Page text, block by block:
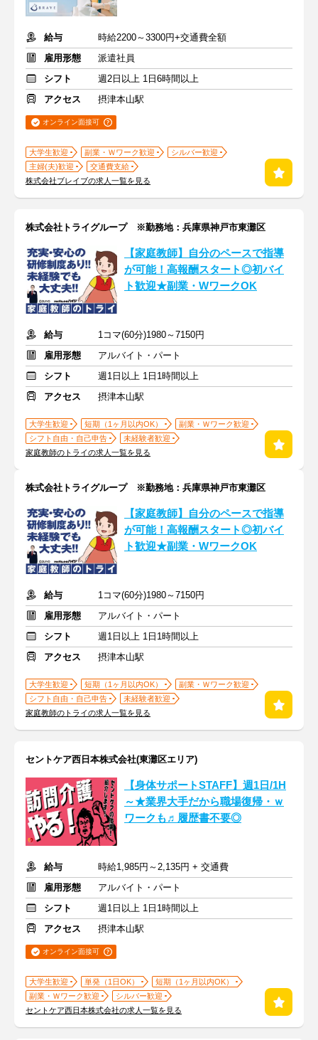
給与
時給2200～3300円+交通費全額
雇用形態
派遣社員
シフト
週2日以上 1日6時間以上
アクセス
摂津本山駅
オンライン面接可
大学生歓迎 副業・Ｗワーク歓迎
シルバー歓迎
主婦(夫)歓迎
交通費支給
株式会社ブレイブの求人一覧を見る
株式会社トライグループ ※勤務地：兵庫県神戸市東灘区
【家庭教師】自分のペースで指導
が可能！高報酬スタート◎初バイ
ト歓迎★副業・WワークOK
給与
1コマ(60分)1980～7150円
雇用形態
アルバイト・パート
シフト
週1日以上 1日1時間以上
アクセス
摂津本山駅
大学生歓迎 短期（1ヶ月以内OK）
副業・Ｗワーク歓迎
シフト自由・自己申告
未経験者歓迎
家庭教師のトライの求人一覧を見る
株式会社トライグループ ※勤務地：兵庫県神戸市東灘区
【家庭教師】自分のペースで指導
が可能！高報酬スタート◎初バイ
ト歓迎★副業・WワークOK
給与
1コマ(60分)1980～7150円
雇用形態
アルバイト・パート
シフト
週1日以上 1日1時間以上
アクセス
摂津本山駅
大学生歓迎 短期（1ヶ月以内OK）
副業・Ｗワーク歓迎
シフト自由・自己申告
未経験者歓迎
家庭教師のトライの求人一覧を見る
セントケア西日本株式会社(東灘区エリア)
【身体サポートSTAFF】週1日/1H
～★業界大手だから職場復帰・ｗ
ワークも♬履歴書不要◎
給与
時給1,985円～2,135円 + 交通費
雇用形態
アルバイト・パート
シフト
週1日以上 1日1時間以上
アクセス
摂津本山駅
オンライン面接可
大学生歓迎 単発（1日OK）
短期（1ヶ月以内OK）
副業・Ｗワーク歓迎
シルバー歓迎
セントケア西日本株式会社の求人一覧を見る